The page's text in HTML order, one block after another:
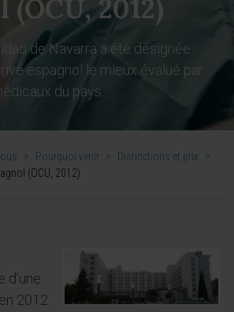
(OCU, 2012)
de Navarra a été désignée
espagnol le mieux évalué par
du pays.
> Pourquoi venir > Distinctions et prix
>
(OCU, 2012)
d’une
2012